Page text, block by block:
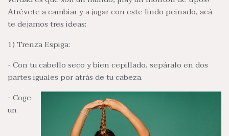
Atrévete a cambiar y a jugar con este lindo peinado, acá
te dejamos tres ideas:
1) Trenza Espiga:
- Con tu cabello seco y bien cepillado, sepáralo en dos
partes iguales por atrás de tu cabeza.
- Coge
un